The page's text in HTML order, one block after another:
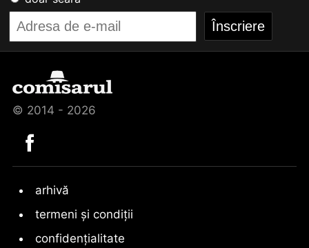
© 2014 - 2026
arhivă
termeni și condiții
confidențialitate